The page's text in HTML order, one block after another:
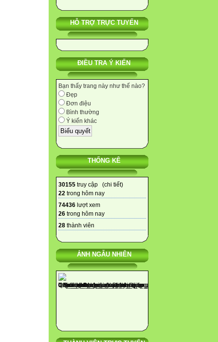
HỖ TRỢ TRỰC TUYẾN
ĐIỀU TRA Ý KIẾN
Bạn thấy trang này như thế nào?
Đẹp
Đơn điệu
Bình thường
Ý kiến khác
THỐNG KÊ
30155 truy cập (chi tiết)
22 trong hôm nay
74436 lượt xem
26 trong hôm nay
28 thành viên
ẢNH NGẪU NHIÊN